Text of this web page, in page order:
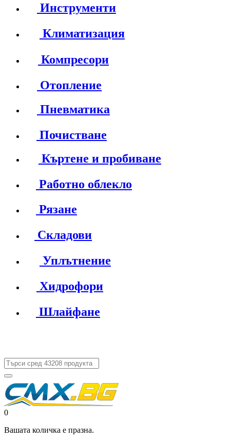
Инструменти
Климатизация
Компресори
Отопление
Пневматика
Почистване
Къртене и пробиване
Работно облекло
Рязане
Складови
Уплътнение
Хидрофори
Шлайфане
0
Вашата количка е празна.